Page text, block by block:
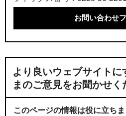
より良いウェブサイトに
まのご意見をお聞かせく
このページの情報は役に立ち